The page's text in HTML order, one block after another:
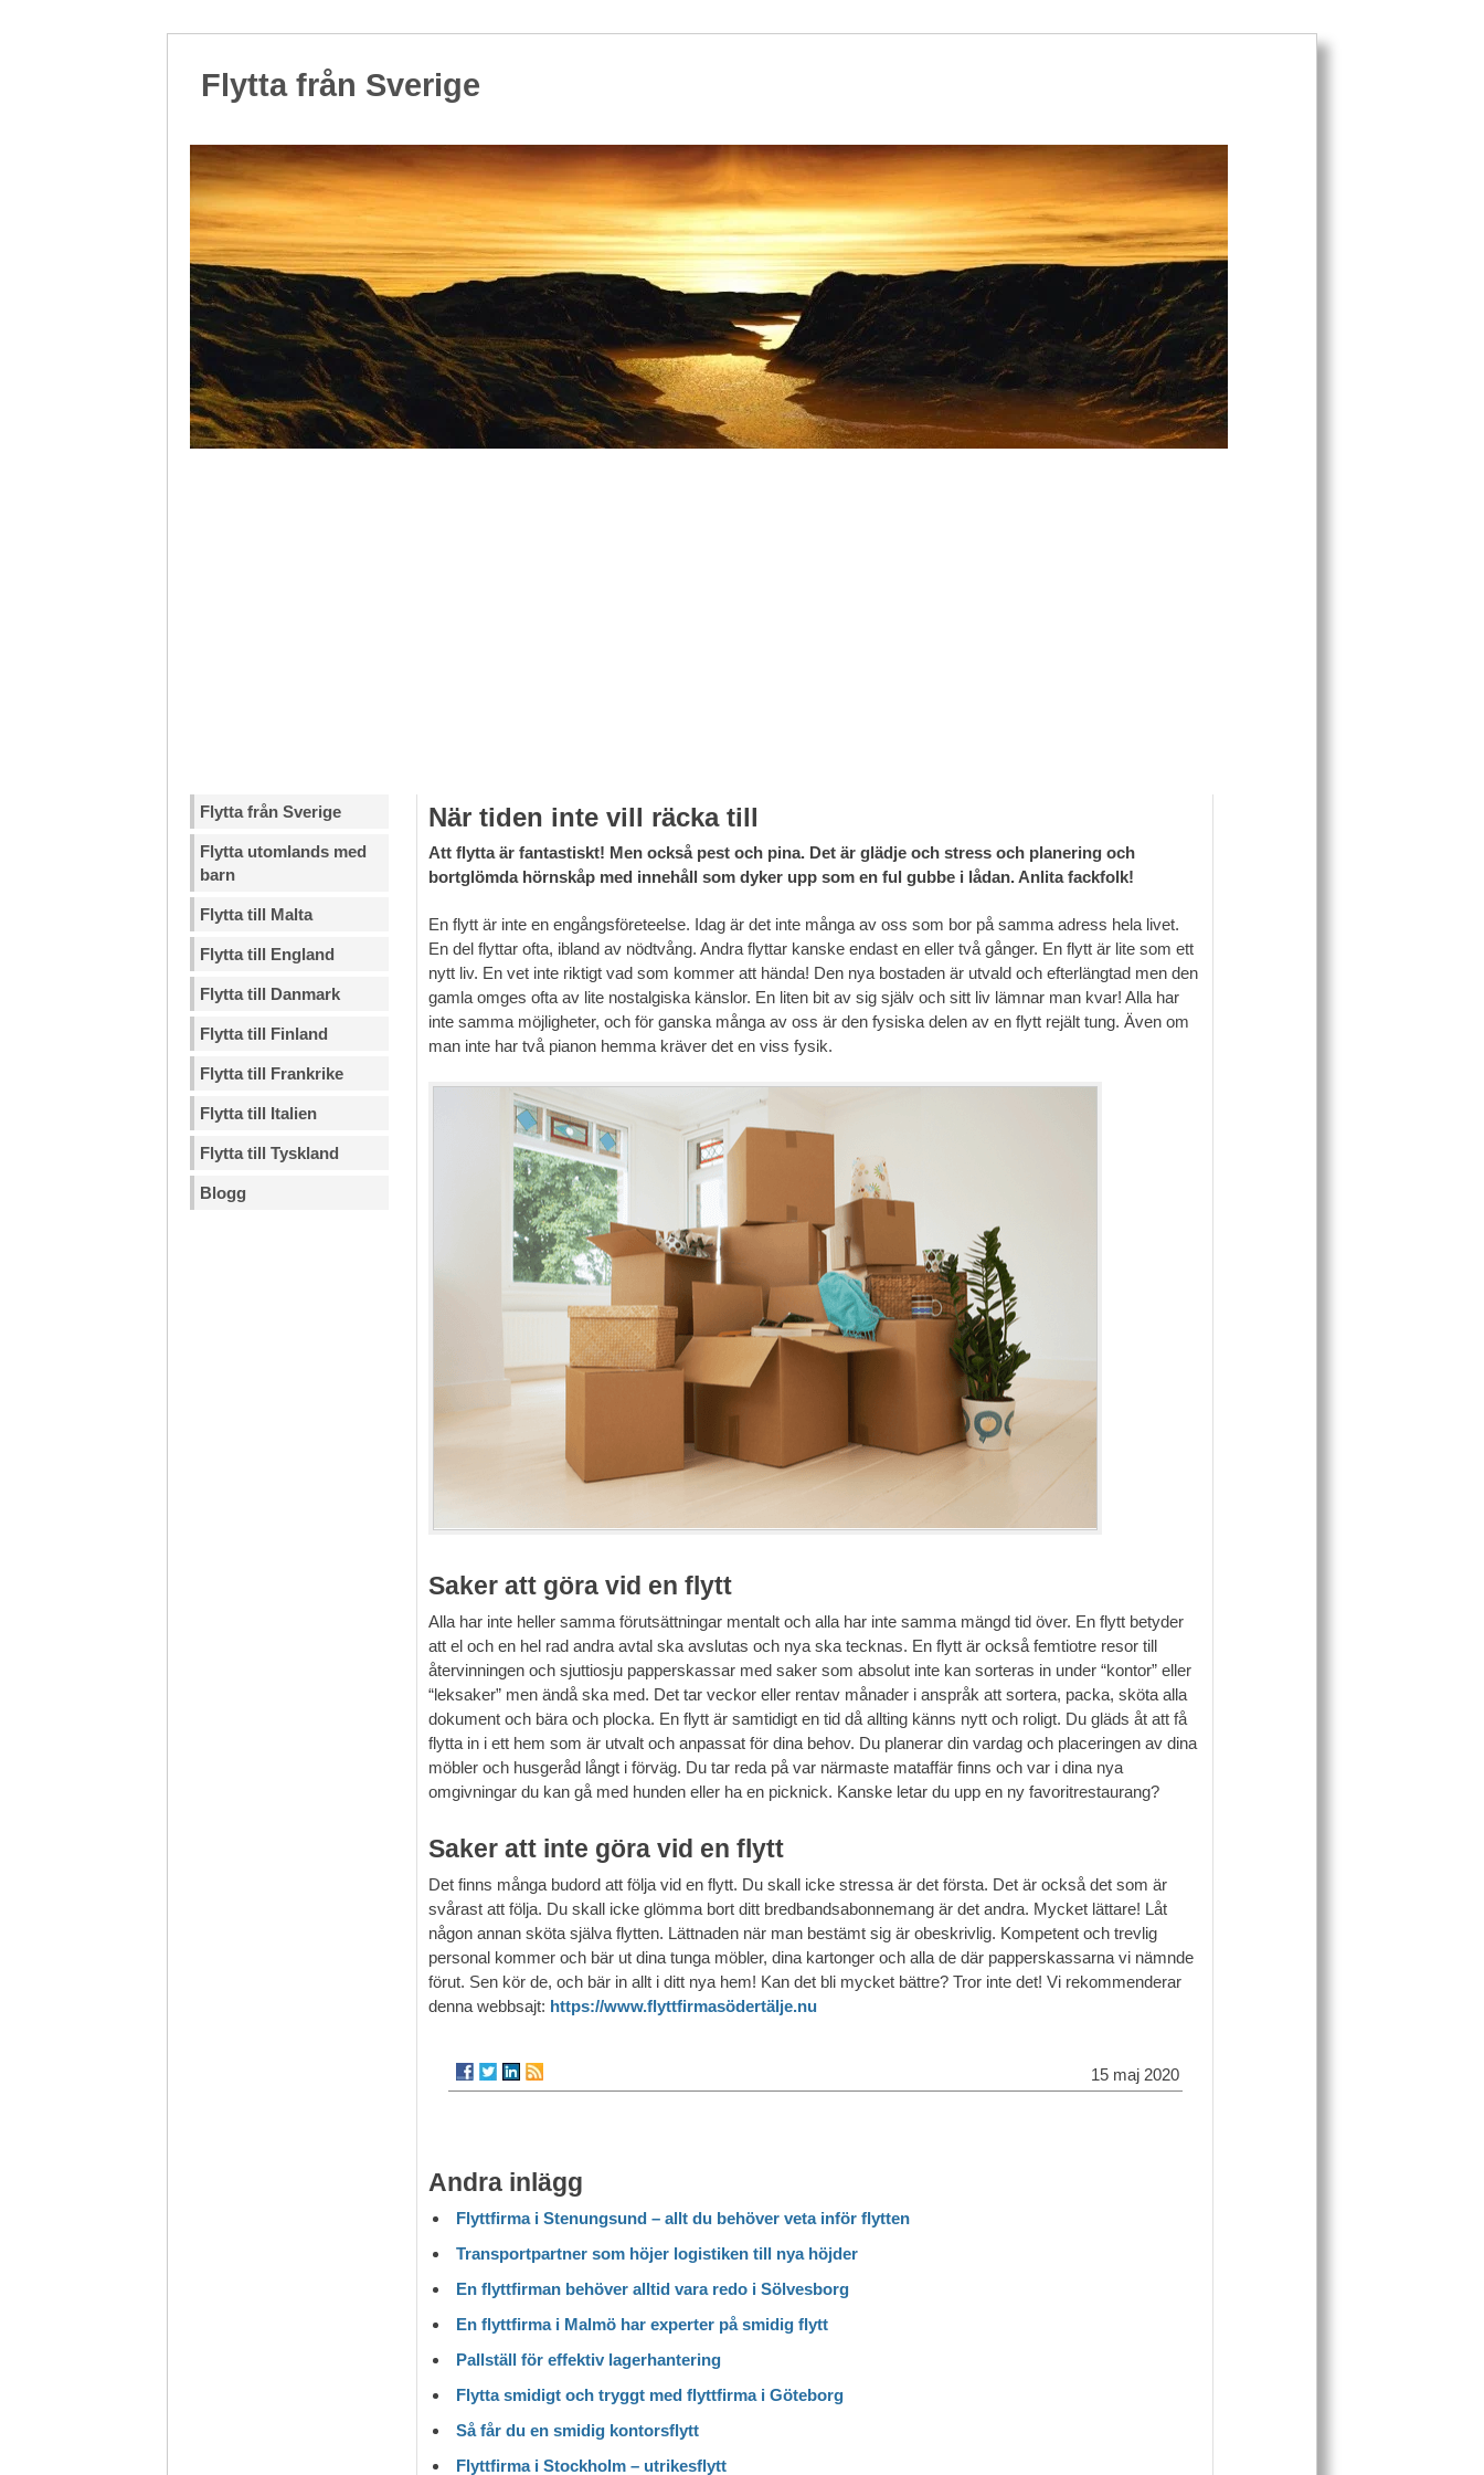
Flytta från Sverige
Flytta från Sverige
Flytta utomlands med
barn
Flytta till Malta
Flytta till England
Flytta till Danmark
Flytta till Finland
Flytta till Frankrike
Flytta till Italien
Flytta till Tyskland
Blogg
När tiden inte vill räcka till
Att flytta är fantastiskt! Men också pest och pina. Det är glädje och stress och planering och
bortglömda hörnskåp med innehåll som dyker upp som en ful gubbe i lådan. Anlita fackfolk!
En flytt är inte en engångsföreteelse. Idag är det inte många av oss som bor på samma adress hela livet.
En del flyttar ofta, ibland av nödtvång. Andra flyttar kanske endast en eller två gånger. En flytt är lite som ett
nytt liv. En vet inte riktigt vad som kommer att hända! Den nya bostaden är utvald och efterlängtad men den
gamla omges ofta av lite nostalgiska känslor. En liten bit av sig själv och sitt liv lämnar man kvar! Alla har
inte samma möjligheter, och för ganska många av oss är den fysiska delen av en flytt rejält tung. Även om
man inte har två pianon hemma kräver det en viss fysik.
Saker att göra vid en flytt
Alla har inte heller samma förutsättningar mentalt och alla har inte samma mängd tid över. En flytt betyder
att el och en hel rad andra avtal ska avslutas och nya ska tecknas. En flytt är också femtiotre resor till
återvinningen och sjuttiosju papperskassar med saker som absolut inte kan sorteras in under “kontor” eller
“leksaker” men ändå ska med. Det tar veckor eller rentav månader i anspråk att sortera, packa, sköta alla
dokument och bära och plocka. En flytt är samtidigt en tid då allting känns nytt och roligt. Du gläds åt att få
flytta in i ett hem som är utvalt och anpassat för dina behov. Du planerar din vardag och placeringen av dina
möbler och husgeråd långt i förväg. Du tar reda på var närmaste mataffär finns och var i dina nya
omgivningar du kan gå med hunden eller ha en picknick. Kanske letar du upp en ny favoritrestaurang?
Saker att inte göra vid en flytt
Det finns många budord att följa vid en flytt. Du skall icke stressa är det första. Det är också det som är
svårast att följa. Du skall icke glömma bort ditt bredbandsabonnemang är det andra. Mycket lättare! Låt
någon annan sköta själva flytten. Lättnaden när man bestämt sig är obeskrivlig. Kompetent och trevlig
personal kommer och bär ut dina tunga möbler, dina kartonger och alla de där papperskassarna vi nämnde
förut. Sen kör de, och bär in allt i ditt nya hem! Kan det bli mycket bättre? Tror inte det! Vi rekommenderar
denna webbsajt: https://www.flyttfirmasödertälje.nu
15 maj 2020
Andra inlägg
Flyttfirma i Stenungsund – allt du behöver veta inför flytten
Transportpartner som höjer logistiken till nya höjder
En flyttfirman behöver alltid vara redo i Sölvesborg
En flyttfirma i Malmö har experter på smidig flytt
Pallställ för effektiv lagerhantering
Flytta smidigt och tryggt med flyttfirma i Göteborg
Så får du en smidig kontorsflytt
Flyttfirma i Stockholm – utrikesflytt